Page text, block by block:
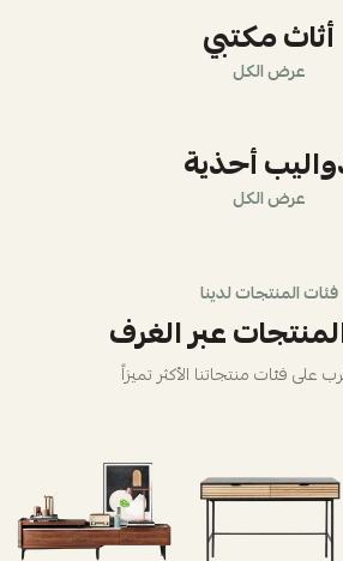
أثاث مكتبي
عرض الكل
أحذية
عرض الكل
فئات المنتجات لدينا
عبر الغرف
على فئات منتجاتنا الأكثر تميزاً